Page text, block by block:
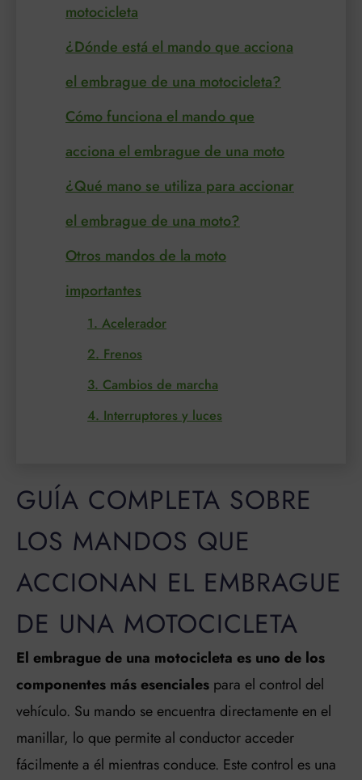
motocicleta
¿Dónde está el mando que acciona
el embrague de una motocicleta?
Cómo funciona el mando que
acciona el embrague de una moto
¿Qué mano se utiliza para accionar
el embrague de una moto?
Otros mandos de la moto
importantes
1. Acelerador
2. Frenos
3. Cambios de marcha
4. Interruptores y luces
GUÍA COMPLETA SOBRE
LOS MANDOS QUE
ACCIONAN EL EMBRAGUE
DE UNA MOTOCICLETA
El embrague de una motocicleta es uno de los
componentes más esenciales para el control del
vehículo. Su mando se encuentra directamente en el
manillar, lo que permite al conductor acceder
fácilmente a él mientras conduce. Este control es una